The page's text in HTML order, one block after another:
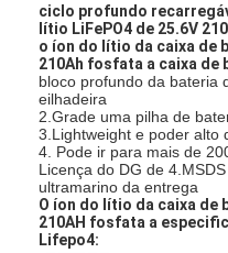
ciclo profundo
lítio LiFePO4 de 25.6V
o íon do lítio da caixa de
210Ah fosfata a caixa de
bloco profundo da bateria
eilhadeira
2.Grade uma pilha de
3.Lightweight e poder alto
4. Pode ir para mais de
Licença do DG de
ultramarino da entrega
O íon do lítio da caixa de
210AH fosfata a
Lifepo4: